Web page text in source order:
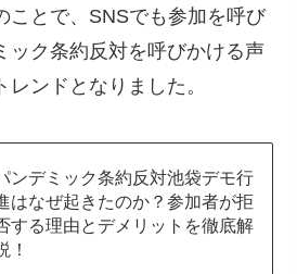
ことで、SNSでも参加を呼び
ック条約反対を呼びかける声
ンドとなりました。
ンデミック条約反対池袋デモ行
はなぜ起きたのか？参加者が拒
する理由とデメリットを徹底解
！